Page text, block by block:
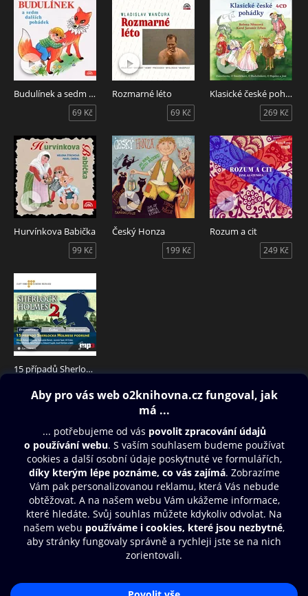
Budulínek a sedm dalších pohádek
69 Kč
Rozmarné léto
69 Kč
Klasické české pohádky
269 Kč
Hurvínkova Babička
99 Kč
Český Honza
199 Kč
Rozum a cit
249 Kč
15 případů Sherlocka Holmese podruhé
199 Kč
Obsah ke stažení
Moje O2 Knihovna
Další zábava
© O2 Czech Republic a.s.
Přístupnost